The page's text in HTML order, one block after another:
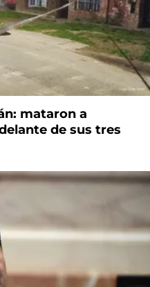
mataron a
de sus tres